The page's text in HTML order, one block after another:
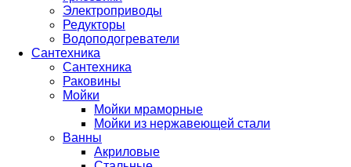
Электроприводы
Редукторы
Водоподогреватели
Сантехника
Сантехника
Раковины
Мойки
Мойки мраморные
Мойки из нержавеющей стали
Ванны
Акриловые